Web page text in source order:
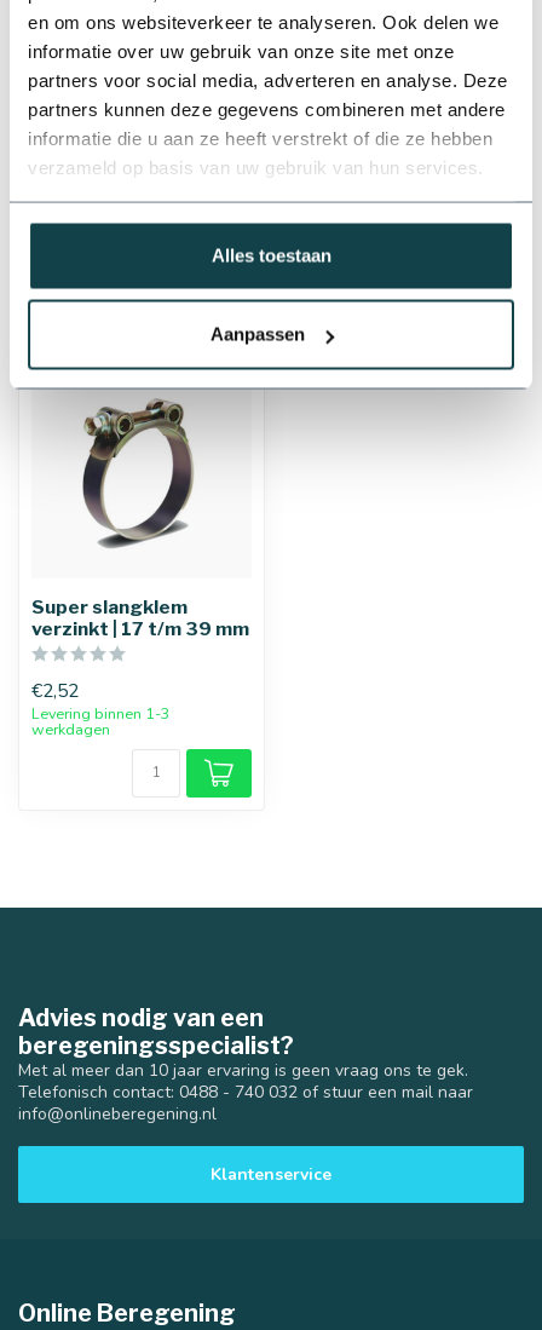
en om ons websiteverkeer te analyseren. Ook delen we
informatie over uw gebruik van onze site met onze
partners voor social media, adverteren en analyse. Deze
partners kunnen deze gegevens combineren met andere
informatie die u aan ze heeft verstrekt of die ze hebben
verzameld op basis van uw gebruik van hun services.
Alles toestaan
Aanpassen
Professioneel advies
Advies nodig van de beregeningsspecialist?
info@onlineberegening.nl
740 032.
Recent bekeken
Super slangklem
verzinkt | 17 t/m 39 mm
€2,52
Levering binnen 1-3
werkdagen
Advies nodig van een
beregeningsspecialist?
Met al meer dan 10 jaar ervaring is geen vraag ons te gek.
Telefonisch contact: 0488 - 740 032 of stuur een mail naar
info@onlineberegening.nl
Klantenservice
Online Beregening